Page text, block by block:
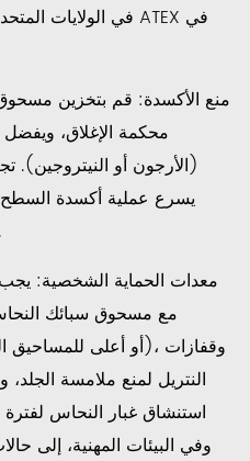
منع الأكسدة: قم بتخزين
محكمة الإغلاق،
(الأرجون أو النيتروجين).
يسرع عملية أكسدة السطح.
الحاويات مباشرة بعد الاستخدام.
معدات الحماية الشخصية:
مع مسحوق سبائك
النتريل لمنع ملامسة
استنشاق غبار النحاس لفترة
وفي البيئات المهنية، إلى